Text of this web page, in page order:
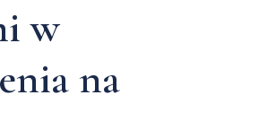
w
na